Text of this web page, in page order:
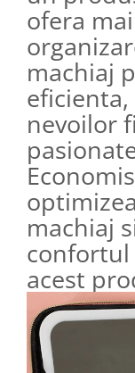
ofera
machiaj
nevoilor
machiaj
confortul
acest